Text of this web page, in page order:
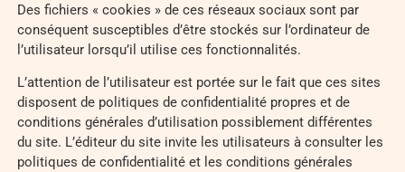
Des fichiers « cookies » de ces réseaux sociaux sont par
conséquent susceptibles d’être stockés sur l’ordinateur de
l’utilisateur lorsqu’il utilise ces fonctionnalités.
L’attention de l’utilisateur est portée sur le fait que ces sites
disposent de politiques de confidentialité propres et de
conditions générales d’utilisation possiblement différentes
du site. L’éditeur du site invite les utilisateurs à consulter les
politiques de confidentialité et les conditions générales